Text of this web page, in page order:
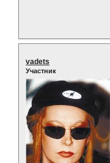
vadets
Участник